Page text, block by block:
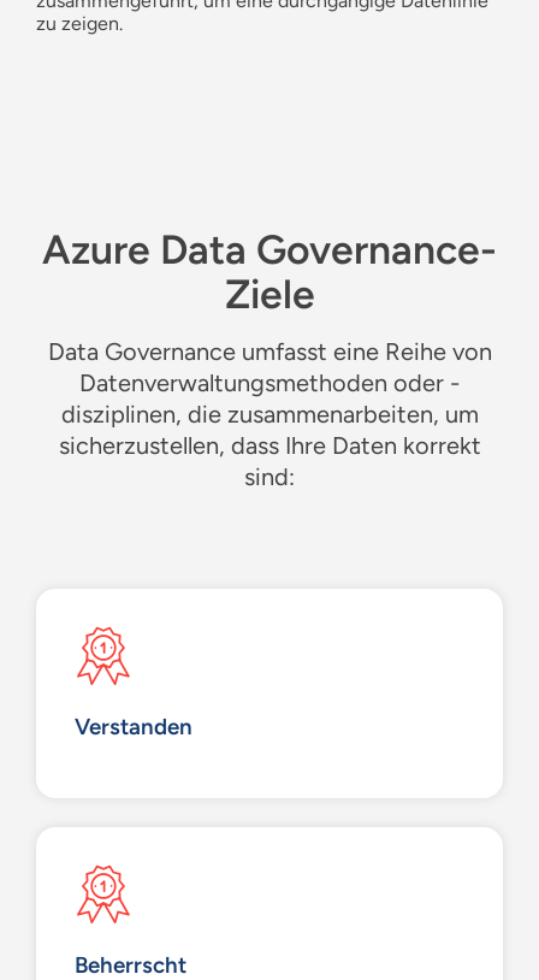
zu zeigen.
Azure Data Governance-
Ziele
Data Governance umfasst eine Reihe von
Datenverwaltungsmethoden oder -
disziplinen, die zusammenarbeiten, um
sicherzustellen, dass Ihre Daten korrekt
sind:
Verstanden
Beherrscht